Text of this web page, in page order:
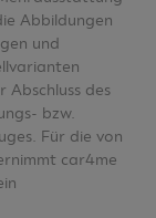
Abbildungen
und
Abschluss des
bzw.
Für die von
car4me